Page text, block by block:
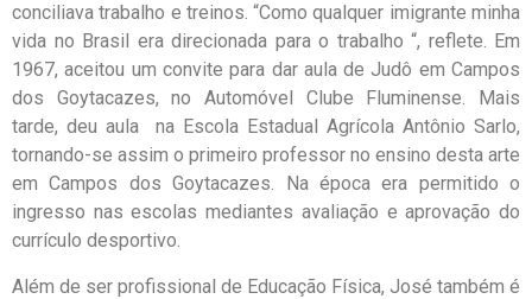
conciliava trabalho e treinos. “Como qualquer imigrante minha
vida no Brasil era direcionada para o trabalho “, reflete. Em
1967, aceitou um convite para dar aula de Judô em Campos
dos Goytacazes, no Automóvel Clube Fluminense. Mais
tarde, deu aula na Escola Estadual Agrícola Antônio Sarlo,
tornando-se assim o primeiro professor no ensino desta arte
em Campos dos Goytacazes. Na época era permitido o
ingresso nas escolas mediantes avaliação e aprovação do
currículo desportivo.
Além de ser profissional de Educação Física, José também é